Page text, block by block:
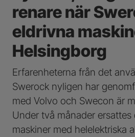
renare när
eldrivna
Helsingborg
Erfarenheterna från det
Swerock nyligen har
med Volvo och Swecon är
Under två månader ersattes
maskiner med helelektriska